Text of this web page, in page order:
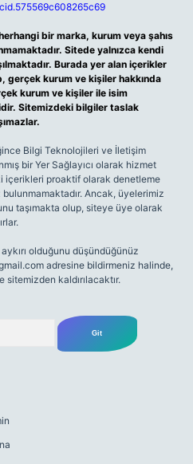
bir marka, kurum veya şahıs
Sitede yalnızca kendi
Burada yer alan içerikler
gerçek kurum ve kişiler hakkında
kurum ve kişiler ile isim
Sitemizdeki bilgiler taslak
Bilgi Teknolojileri ve İletişim
bir Yer Sağlayıcı olarak hizmet
içerikleri proaktif olarak denetleme
Ancak, üyelerimiz
taşımakta olup, siteye üye olarak
olduğunu düşündüğünüz
adresine bildirmeniz halinde,
kaldırılacaktır.